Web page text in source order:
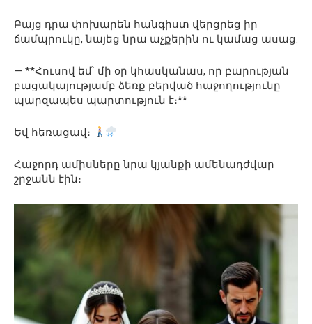
Բայց դրա փոխարեն հանգիստ վերցրեց իր
ճամպրուկը, նայեց նրա աչքերին ու կամաց ասաց.
— **Հուսով եմ՝ մի օր կհասկանաս, որ բարության
բացակայությամբ ձեռք բերված հաջողությունը
պարզապես պարտություն է։**
Եվ հեռացավ։
Հաջորդ ամիսները նրա կյանքի ամենադժվար
շրջանն էին։